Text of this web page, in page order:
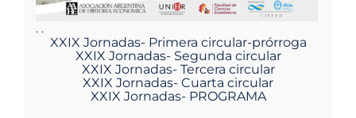
. .
XXIX Jornadas- Primera circular-prórroga
XXIX Jornadas- Segunda circular
XXIX Jornadas- Tercera circular
XXIX Jornadas- Cuarta circular
XXIX Jornadas- PROGRAMA